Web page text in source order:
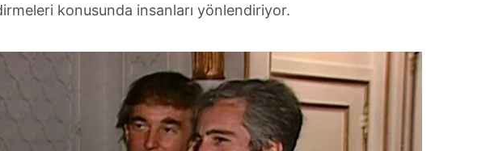
uygun olarak kullanılan çerezlerle ilgili bilgi almak için lütfen
konusunda insanları yönlendiriyor.